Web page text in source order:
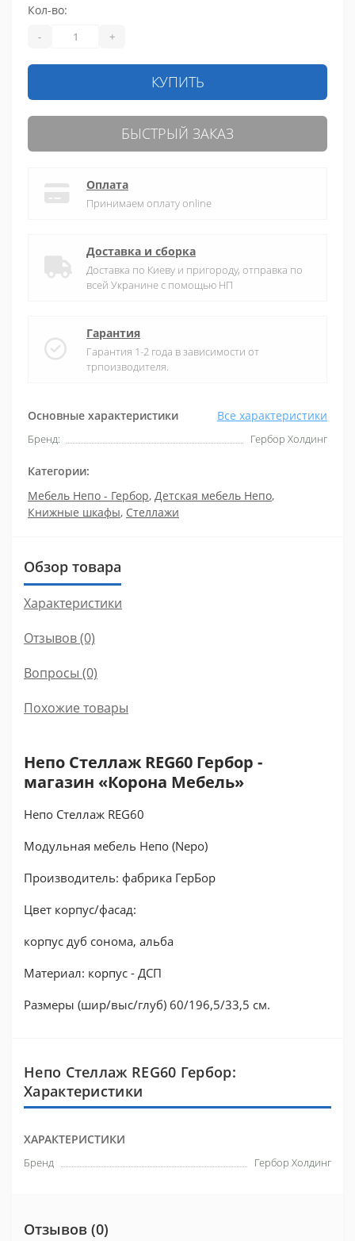
Основные характеристики Все характеристики
Бренд: Гербор Холдинг
Категории:
Мебель Непо - Гербор, Детская мебель Непо,
Книжные шкафы, Стеллажи
Кол-во:
- +
КУПИТЬ
БЫСТРЫЙ ЗАКАЗ
Оплата
Принимаем оплату online
Доставка и сборка
Доставка по Киеву и пригороду, отправка по
всей Укранине с помощью НП
Гарантия
Гарантия 1-2 года в зависимости от
трпоизводителя.
Обзор товара
Характеристики
Отзывов (0)
Вопросы (0)
Похожие товары
Непо Стеллаж REG60 Гербор -
магазин «Корона Мебель»
Непо Стеллаж REG60
Модульная мебель Непо (Nepo)
Производитель: фабрика ГерБор
Цвет корпус/фасад:
корпус дуб сонома, альба
Материал: корпус - ДСП
Размеры (шир/выс/глуб) 60/196,5/33,5 см.
Непо Стеллаж REG60 Гербор:
Характеристики
ХАРАКТЕРИСТИКИ
Бренд Гербор Холдинг
Отзывов (0)